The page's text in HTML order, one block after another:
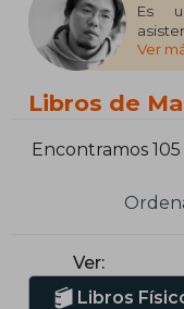
Es
En
Soli,
En
Ver
Libros de
Encontramos
Ver:
Libros